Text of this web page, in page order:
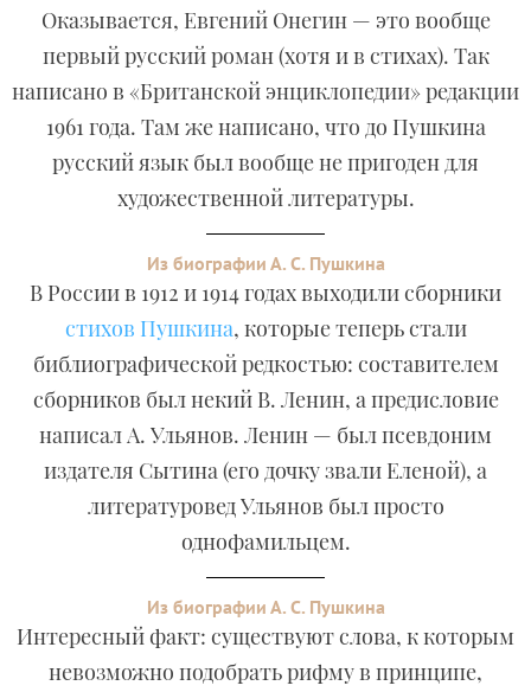
Оказывается, Евгений Онегин — это вообще
первый русский роман (хотя и в стихах). Так
написано в «Британской энциклопедии» редакции
1961 года. Там же написано, что до Пушкина
русский язык был вообще не пригоден для
художественной литературы.
Из биографии А. С. Пушкина
В России в 1912 и 1914 годах выходили сборники
стихов Пушкина, которые теперь стали
библиографической редкостью: составителем
сборников был некий В. Ленин, а предисловие
написал А. Ульянов. Ленин — был псевдоним
издателя Сытина (его дочку звали Еленой), а
литературовед Ульянов был просто
однофамильцем.
Из биографии А. С. Пушкина
Интересный факт: существуют слова, к которым
невозможно подобрать рифму в принципе,